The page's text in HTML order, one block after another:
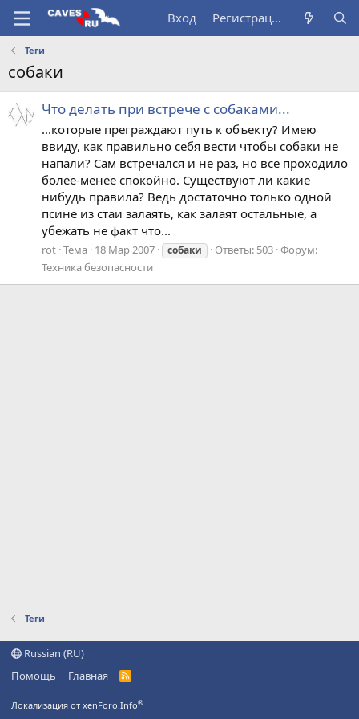
Вход Регистрация
Теги
собаки
Что делать при встрече с собаками...
...которые преграждают путь к объекту? Имею
ввиду, как правильно себя вести чтобы собаки не
напали? Сам встречался и не раз, но все проходило
более-менее спокойно. Существуют ли какие
нибудь правила? Ведь достаточно только одной
псине из стаи залаять, как залаят остальные, а
убежать не факт что...
rot Тема 18 Мар 2007 собаки Ответы: 503 Форум:
Техника безопасности
Теги
Russian (RU)
Помощь
Главная
R
Локализация от xenForo.Info®